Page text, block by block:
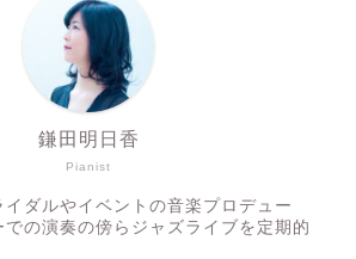
Pianist
鎌田明日香
ダルやイベントの音楽プロデュー
での演奏の傍らジャズライブを定期的